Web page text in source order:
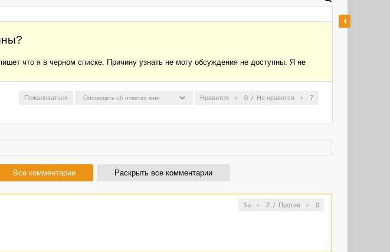
что я в черном списке. Причину узнать не могу обсуждения не доступны. Я не
Нравится 0 / Не нравится 7
Пожаловаться
Все комментарии Раскрыть все комментарии
За 2/ Против 0